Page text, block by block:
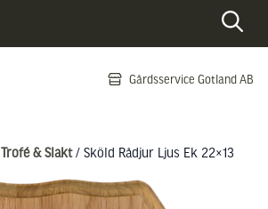
Gårdsservice Gotland AB
Trofé & Slakt/ Sköld Rådjur Ljus Ek 22×13